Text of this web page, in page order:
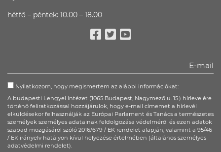
hétfő – péntek: 10.00 – 18.00
Nyilatkozom, hogy megismertem az alábbi információkat:
A budapesti Lengyel Intézet (1065 Budapest, Nagymező u. 15.) hírlevelére
történő feliratkozással hozzájárulok, hogy e-mail címemet a hírlevél
elküldésekor felhasználják az Európai Parlament és Tanács a természetes
személyek személyes adatainak feldolgozása védelméről és ezen adatok
szabad mozgásáról szóló 2016/679 / EK rendelet alapján, valamint a 95/46
/ EK irányelv hatályon kívül helyezése értelmében (általános személyes
adatvédelmi rendelet).